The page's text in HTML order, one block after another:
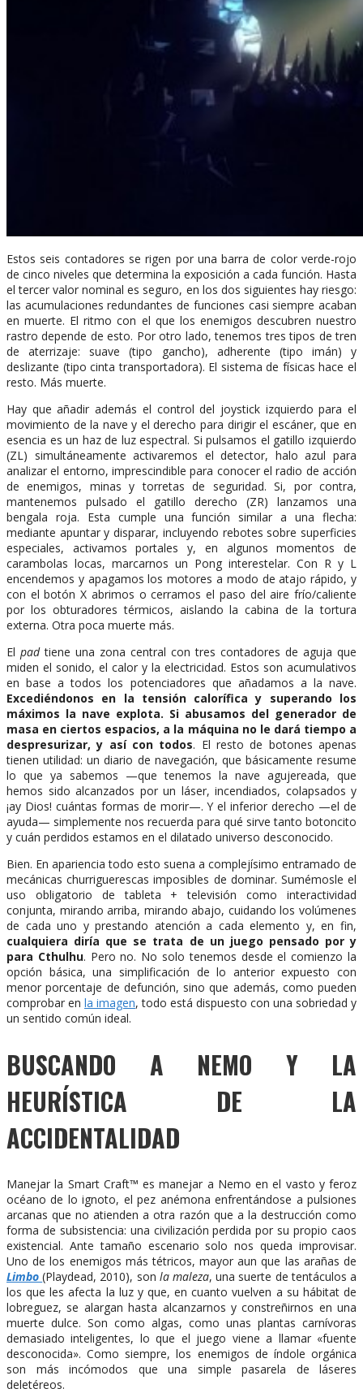
Estos seis contadores se rigen por una barra de color verde-rojo
de cinco niveles que determina la exposición a cada función. Hasta
el tercer valor nominal es seguro, en los dos siguientes hay riesgo:
las acumulaciones redundantes de funciones casi siempre acaban
en muerte. El ritmo con el que los enemigos descubren nuestro
rastro depende de esto. Por otro lado, tenemos tres tipos de tren
de aterrizaje: suave (tipo gancho), adherente (tipo imán) y
deslizante (tipo cinta transportadora). El sistema de físicas hace el
resto. Más muerte.
Hay que añadir además el control del joystick izquierdo para el
movimiento de la nave y el derecho para dirigir el escáner, que en
esencia es un haz de luz espectral. Si pulsamos el gatillo izquierdo
(ZL) simultáneamente activaremos el detector, halo azul para
analizar el entorno, imprescindible para conocer el radio de acción
de enemigos, minas y torretas de seguridad. Si, por contra,
mantenemos pulsado el gatillo derecho (ZR) lanzamos una
bengala roja. Esta cumple una función similar a una flecha:
mediante apuntar y disparar, incluyendo rebotes sobre superficies
especiales, activamos portales y, en algunos momentos de
carambolas locas, marcarnos un Pong interestelar. Con R y L
encendemos y apagamos los motores a modo de atajo rápido, y
con el botón X abrimos o cerramos el paso del aire frío/caliente
por los obturadores térmicos, aislando la cabina de la tortura
externa. Otra poca muerte más.
El padtiene una zona central con tres contadores de aguja que
miden el sonido, el calor y la electricidad. Estos son acumulativos
en base a todos los potenciadores que añadamos a la nave.
Excediéndonos en la tensión calorífica y superando los
máximos la nave explota. Si abusamos del generador de
masa en ciertos espacios, a la máquina no le dará tiempo a
despresurizar, y así con todos. El resto de botones apenas
tienen utilidad: un diario de navegación, que básicamente resume
lo que ya sabemos —que tenemos la nave agujereada, que
hemos sido alcanzados por un láser, incendiados, colapsados y
¡ay Dios! cuántas formas de morir—. Y el inferior derecho —el de
ayuda— simplemente nos recuerda para qué sirve tanto botoncito
y cuán perdidos estamos en el dilatado universo desconocido.
Bien. En apariencia todo esto suena a complejísimo entramado de
mecánicas churriguerescas imposibles de dominar. Sumémosle el
uso obligatorio de tableta + televisión como interactividad
conjunta, mirando arriba, mirando abajo, cuidando los volúmenes
de cada uno y prestando atención a cada elemento y, en fin,
cualquiera diría que se trata de un juego pensado por y
para Cthulhu. Pero no. No solo tenemos desde el comienzo la
opción básica, una simplificación de lo anterior expuesto con
menor porcentaje de defunción, sino que además, como pueden
comprobar en la imagen, todo está dispuesto con una sobriedad y
un sentido común ideal.
BUSCANDO A NEMO Y LA
HEURÍSTICA DE LA
ACCIDENTALIDAD
Manejar la Smart Craft™ es manejar a Nemo en el vasto y feroz
océano de lo ignoto, el pez anémona enfrentándose a pulsiones
arcanas que no atienden a otra razón que a la destrucción como
forma de subsistencia: una civilización perdida por su propio caos
existencial. Ante tamaño escenario solo nos queda improvisar.
Uno de los enemigos más tétricos, mayor aun que las arañas de
Limbo(Playdead, 2010), son la maleza, una suerte de tentáculos a
los que les afecta la luz y que, en cuanto vuelven a su hábitat de
lobreguez, se alargan hasta alcanzarnos y constreñirnos en una
muerte dulce. Son como algas, como unas plantas carnívoras
demasiado inteligentes, lo que el juego viene a llamar «fuente
desconocida». Como siempre, los enemigos de índole orgánica
son más incómodos que una simple pasarela de láseres
deletéreos.